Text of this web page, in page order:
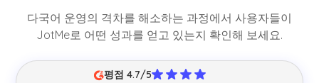
다국어 운영의 격차를 해소하는 과정에서 사용자들이
JotMe로 어떤 성과를 얻고 있는지 확인해 보세요.
평점 4.7/5